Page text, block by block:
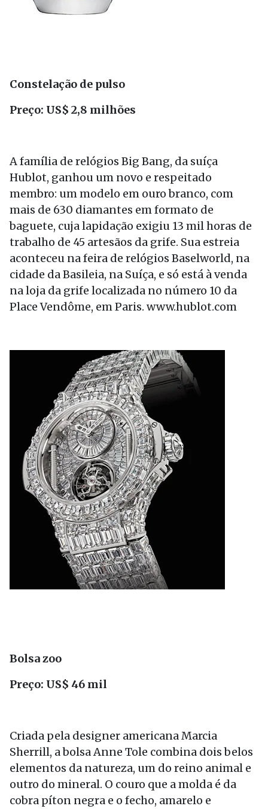
Constelação de pulso
Preço: US$ 2,8 milhões
A família de relógios Big Bang, da suíça
Hublot, ganhou um novo e respeitado
membro: um modelo em ouro branco, com
mais de 630 diamantes em formato de
baguete, cuja lapidação exigiu 13 mil horas de
trabalho de 45 artesãos da grife. Sua estreia
aconteceu na feira de relógios Baselworld, na
cidade da Basileia, na Suíça, e só está à venda
na loja da grife localizada no número 10 da
Place Vendôme, em Paris. www.hublot.com
Bolsa zoo
Preço: US$ 46 mil
Criada pela designer americana Marcia
Sherrill, a bolsa Anne Tole combina dois belos
elementos da natureza, um do reino animal e
outro do mineral. O couro que a molda é da
cobra píton negra e o fecho, amarelo e